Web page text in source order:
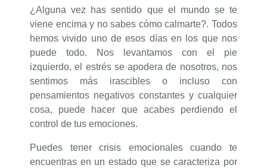
¿Alguna vez has sentido que el mundo se te
viene encima y no sabes cómo calmarte?. Todos
hemos vivido uno de esos días en los que nos
puede todo. Nos levantamos con el pie
izquierdo, el estrés se apodera de nosotros, nos
sentimos más irascibles o incluso con
pensamientos negativos constantes y cualquier
cosa, puede hacer que acabes perdiendo el
control de tus emociones.
Puedes tener crisis emocionales cuando te
encuentras en un estado que se caracteriza por